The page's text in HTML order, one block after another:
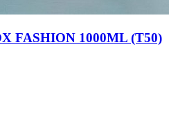
FASHION 1000ML (T50)